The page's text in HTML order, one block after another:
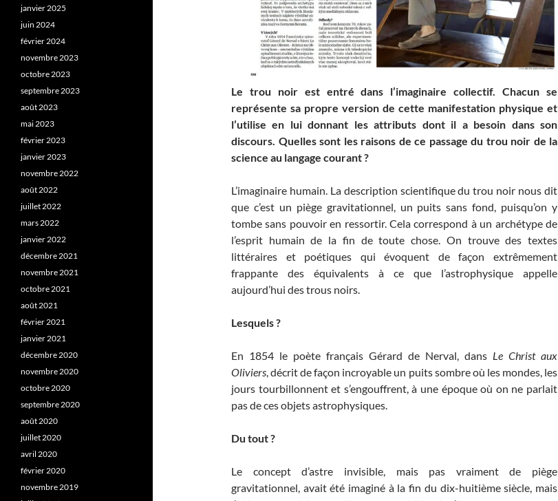
Le trou noir est entré dans l’imaginaire collectif. Chacun se
représente sa propre version de cette manifestation physique et
l’utilise en lui donnant les attributs dont il a besoin dans son
discours. Quelles sont les raisons de ce passage du trou noir de la
science au langage courant ?
L’imaginaire humain. La description scientifique du trou noir nous dit
que c’est un piège gravitationnel, un puits sans fond, puisqu’on y
tombe sans pouvoir en ressortir. Cela correspond à un archétype de
l’esprit humain de la fin de toute chose. On trouve des textes
littéraires et poétiques qui évoquent de façon extrêmement
frappante des équivalents à ce que l’astrophysique appelle
aujourd’hui des trous noirs.
Lesquels ?
En 1854 le poète français Gérard de Nerval, dans Le Christ aux
Oliviers, décrit de façon incroyable un puits sombre où les mondes, les
jours tourbillonnent et s’engouffrent, à une époque où on ne parlait
pas de ces objets astrophysiques.
Du tout ?
Le concept d’astre invisible, mais pas vraiment de piège
gravitationnel, avait été imaginé à la fin du dix-huitième siècle, mais
janvier 2025
juin 2024
février 2024
novembre 2023
octobre 2023
septembre 2023
août 2023
mai 2023
février 2023
janvier 2023
novembre 2022
août 2022
juillet 2022
mars 2022
janvier 2022
décembre 2021
novembre 2021
octobre 2021
août 2021
février 2021
janvier 2021
décembre 2020
novembre 2020
octobre 2020
septembre 2020
août 2020
juillet 2020
avril 2020
février 2020
novembre 2019